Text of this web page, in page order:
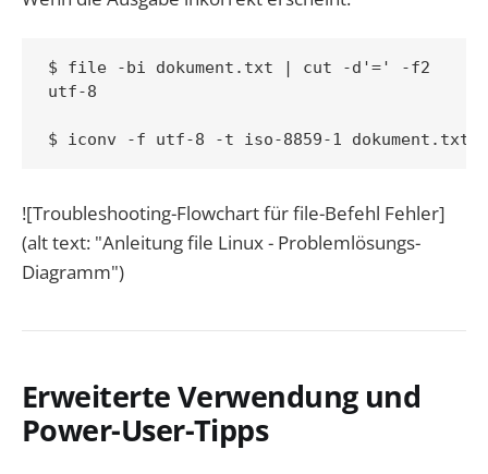
$ file -bi dokument.txt | cut -d'=' -f2
utf-8
![Troubleshooting-Flowchart für file-Befehl Fehler]
(alt text: "Anleitung file Linux - Problemlösungs-
Diagramm")
Erweiterte Verwendung und
Power-User-Tipps